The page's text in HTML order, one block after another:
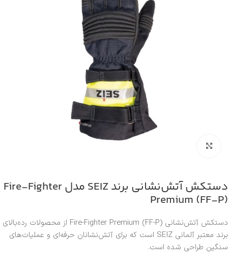
دستکش آتش‌نشانی برند SEIZ مدل Fire-Fighter
Premium (FF-P)
دستکش آتش‌نشانی Fire-Fighter Premium (FF-P) از محصولات رده‌بالای
برند معتبر آلمانی SEIZ است که برای آتش‌نشانان حرفه‌ای و عملیات‌های
سنگین طراحی شده است.